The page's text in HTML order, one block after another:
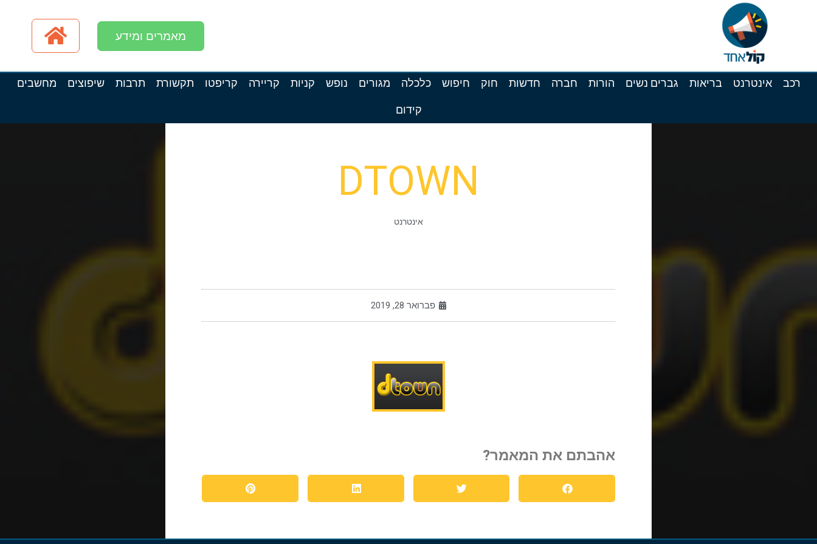
מאמרים ומידע
רכב אינטרנט בריאות גברים נשים הורות חברה חדשות חוק חיפוש כלכלה מגורים נופש קניות קריירה קריפטו תקשורת תרבות שיפוצים מחשבים
קידום
DTOWN
אינטרנט
פברואר 28, 2019
אהבתם את המאמר?